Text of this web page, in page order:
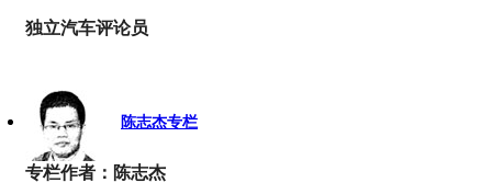
独立汽车评论员
陈志杰专栏
专栏作者：陈志杰